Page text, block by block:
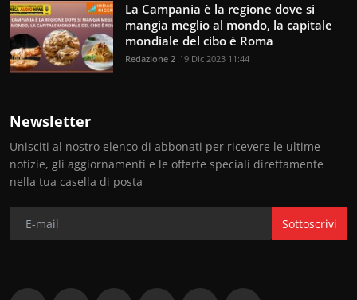
La Campania è la regione dove si
mangia meglio al mondo, la capitale
mondiale del cibo è Roma
Redazione 2 19 Dic 2023 11:44
Newsletter
Unisciti al nostro elenco di abbonati per ricevere le ultime
notizie, gli aggiornamenti e le offerte speciali direttamente
nella tua casella di posta
Sottoscrivi